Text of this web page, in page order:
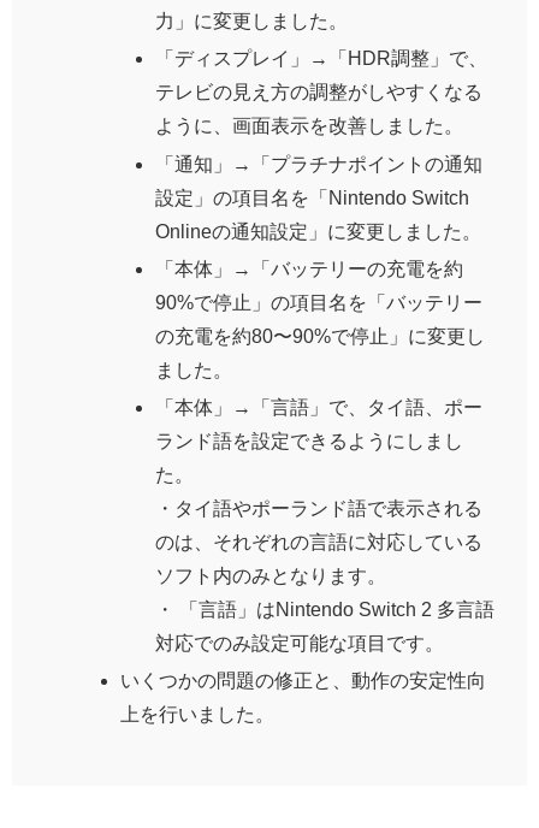
力」に変更しました。
「ディスプレイ」→「HDR調整」で、
テレビの見え方の調整がしやすくなる
ように、画面表示を改善しました。
「通知」→「プラチナポイントの通知
設定」の項目名を「Nintendo Switch
Onlineの通知設定」に変更しました。
「本体」→「バッテリーの充電を約
90%で停止」の項目名を「バッテリー
の充電を約80〜90%で停止」に変更し
ました。
「本体」→「言語」で、タイ語、ポー
ランド語を設定できるようにしまし
た。
・タイ語やポーランド語で表示される
のは、それぞれの言語に対応している
ソフト内のみとなります。
・ 「言語」はNintendo Switch 2 多言語
対応でのみ設定可能な項目です。
いくつかの問題の修正と、動作の安定性向
上を行いました。